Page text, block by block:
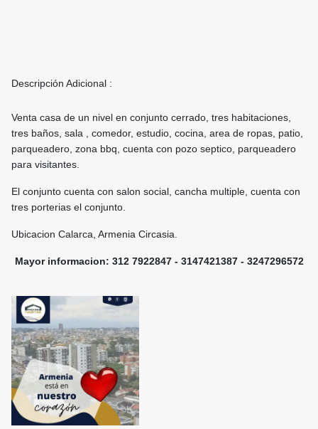
Descripción Adicional :
Venta casa de un nivel en conjunto cerrado, tres habitaciones,
tres baños, sala , comedor, estudio, cocina, area de ropas, patio,
parqueadero, zona bbq, cuenta con pozo septico, parqueadero
para visitantes.
El conjunto cuenta con salon social, cancha multiple, cuenta con
tres porterias el conjunto.
Ubicacion Calarca, Armenia Circasia.
Mayor informacion: 312 7922847 - 3147421387 - 3247296572